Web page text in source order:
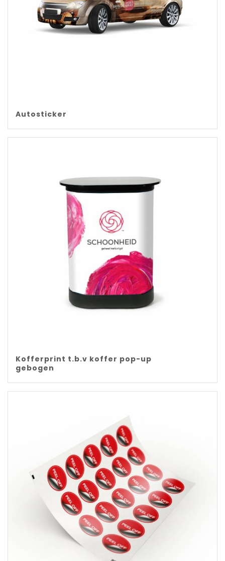
Autosticker
Kofferprint t.b.v koffer pop-up
gebogen